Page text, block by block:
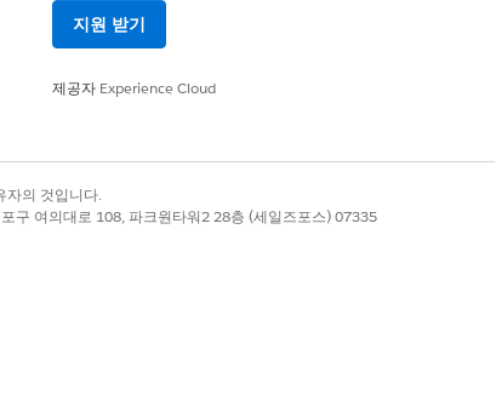
지원 받기
제공자 Experience Cloud
의 것입니다.
구 여의대로 108, 파크원타워2 28층 (세일즈포스) 07335